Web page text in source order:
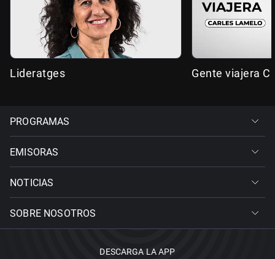
Lideratges Gente viajera
PROGRAMAS
EMISORAS
NOTICIAS
SOBRE NOSOTROS
DESCARGA LA APP